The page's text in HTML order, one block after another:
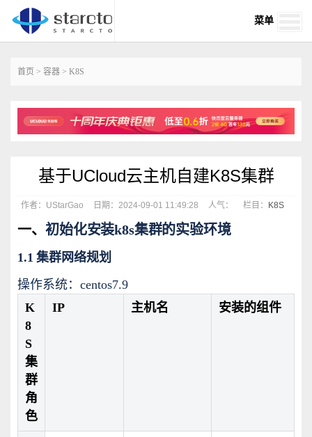
菜单
首页 > 容器 > K8S
基于UCloud云主机自建K8S集群
作者：UStarGao 日期：2024-09-01 11:49:28 人气： 栏目： K8S
一、 初始化安装k8s集群的实验环境
1.1 集群网络规划
操作系统：centos7.9
K
8
S
集
群
角
色
IP 主机名 安装的组件